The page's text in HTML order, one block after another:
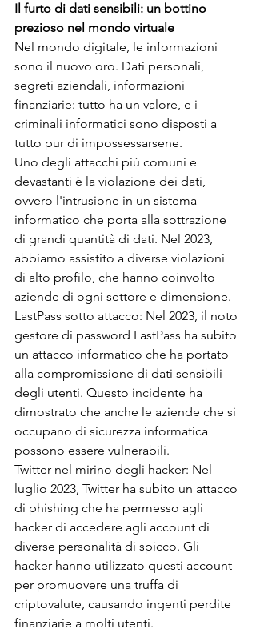
Il furto di dati sensibili: un bottino
prezioso nel mondo virtuale
Nel mondo digitale, le informazioni
sono il nuovo oro. Dati personali,
segreti aziendali, informazioni
finanziarie: tutto ha un valore, e i
criminali informatici sono disposti a
tutto pur di impossessarsene.
Uno degli attacchi più comuni e
devastanti è la violazione dei dati,
ovvero l'intrusione in un sistema
informatico che porta alla sottrazione
di grandi quantità di dati. Nel 2023,
abbiamo assistito a diverse violazioni
di alto profilo, che hanno coinvolto
aziende di ogni settore e dimensione.
LastPass sotto attacco: Nel 2023, il noto
gestore di password LastPass ha subito
un attacco informatico che ha portato
alla compromissione di dati sensibili
degli utenti. Questo incidente ha
dimostrato che anche le aziende che si
occupano di sicurezza informatica
possono essere vulnerabili.
Twitter nel mirino degli hacker: Nel
luglio 2023, Twitter ha subito un attacco
di phishing che ha permesso agli
hacker di accedere agli account di
diverse personalità di spicco. Gli
hacker hanno utilizzato questi account
per promuovere una truffa di
criptovalute, causando ingenti perdite
finanziarie a molti utenti.